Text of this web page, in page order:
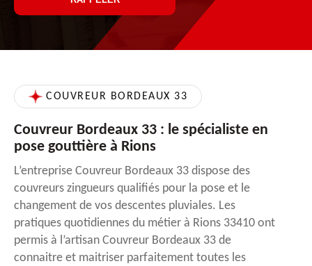
COUVREUR BORDEAUX 33
Couvreur Bordeaux 33 : le spécialiste en
pose gouttière à Rions
L’entreprise Couvreur Bordeaux 33 dispose des
couvreurs zingueurs qualifiés pour la pose et le
changement de vos descentes pluviales. Les
pratiques quotidiennes du métier à Rions 33410 ont
permis à l’artisan Couvreur Bordeaux 33 de
connaitre et maitriser parfaitement toutes les